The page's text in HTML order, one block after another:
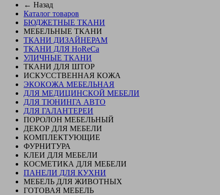
← Назад
Каталог товаров
БЮДЖЕТНЫЕ ТКАНИ
МЕБЕЛЬНЫЕ ТКАНИ
ТКАНИ ДИЗАЙНЕРАМ
ТКАНИ ДЛЯ HoReCa
УЛИЧНЫЕ ТКАНИ
ТКАНИ ДЛЯ ШТОР
ИСКУССТВЕННАЯ КОЖА
ЭКОКОЖА МЕБЕЛЬНАЯ
ДЛЯ МЕДИЦИНСКОЙ МЕБЕЛИ
ДЛЯ ТЮНИНГА АВТО
ДЛЯ ГАЛАНТЕРЕИ
ПОРОЛОН МЕБЕЛЬНЫЙ
ДЕКОР ДЛЯ МЕБЕЛИ
КОМПЛЕКТУЮЩИЕ
ФУРНИТУРА
КЛЕИ ДЛЯ МЕБЕЛИ
КОСМЕТИКА ДЛЯ МЕБЕЛИ
ПАНЕЛИ ДЛЯ КУХНИ
МЕБЕЛЬ ДЛЯ ЖИВОТНЫХ
ГОТОВАЯ МЕБЕЛЬ